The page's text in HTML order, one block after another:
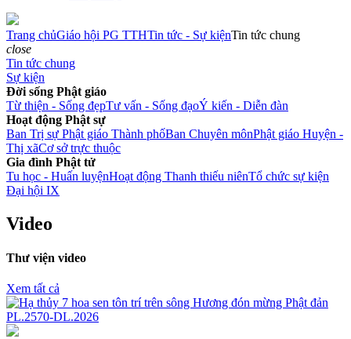
Trang chủGiáo hội PG TTHTin tức - Sự kiệnTin tức chung
close
Tin tức chung
Sự kiện
Đời sống Phật giáo
Từ thiện - Sống đẹpTư vấn - Sống đạoÝ kiến - Diễn đàn
Hoạt động Phật sự
Ban Trị sự Phật giáo Thành phốBan Chuyên mônPhật giáo Huyện -
Thị xãCơ sở trực thuộc
Gia đình Phật tử
Tu học - Huấn luyệnHoạt động Thanh thiếu niênTổ chức sự kiện
Đại hội IX
Video
Thư viện video
Xem tất cả